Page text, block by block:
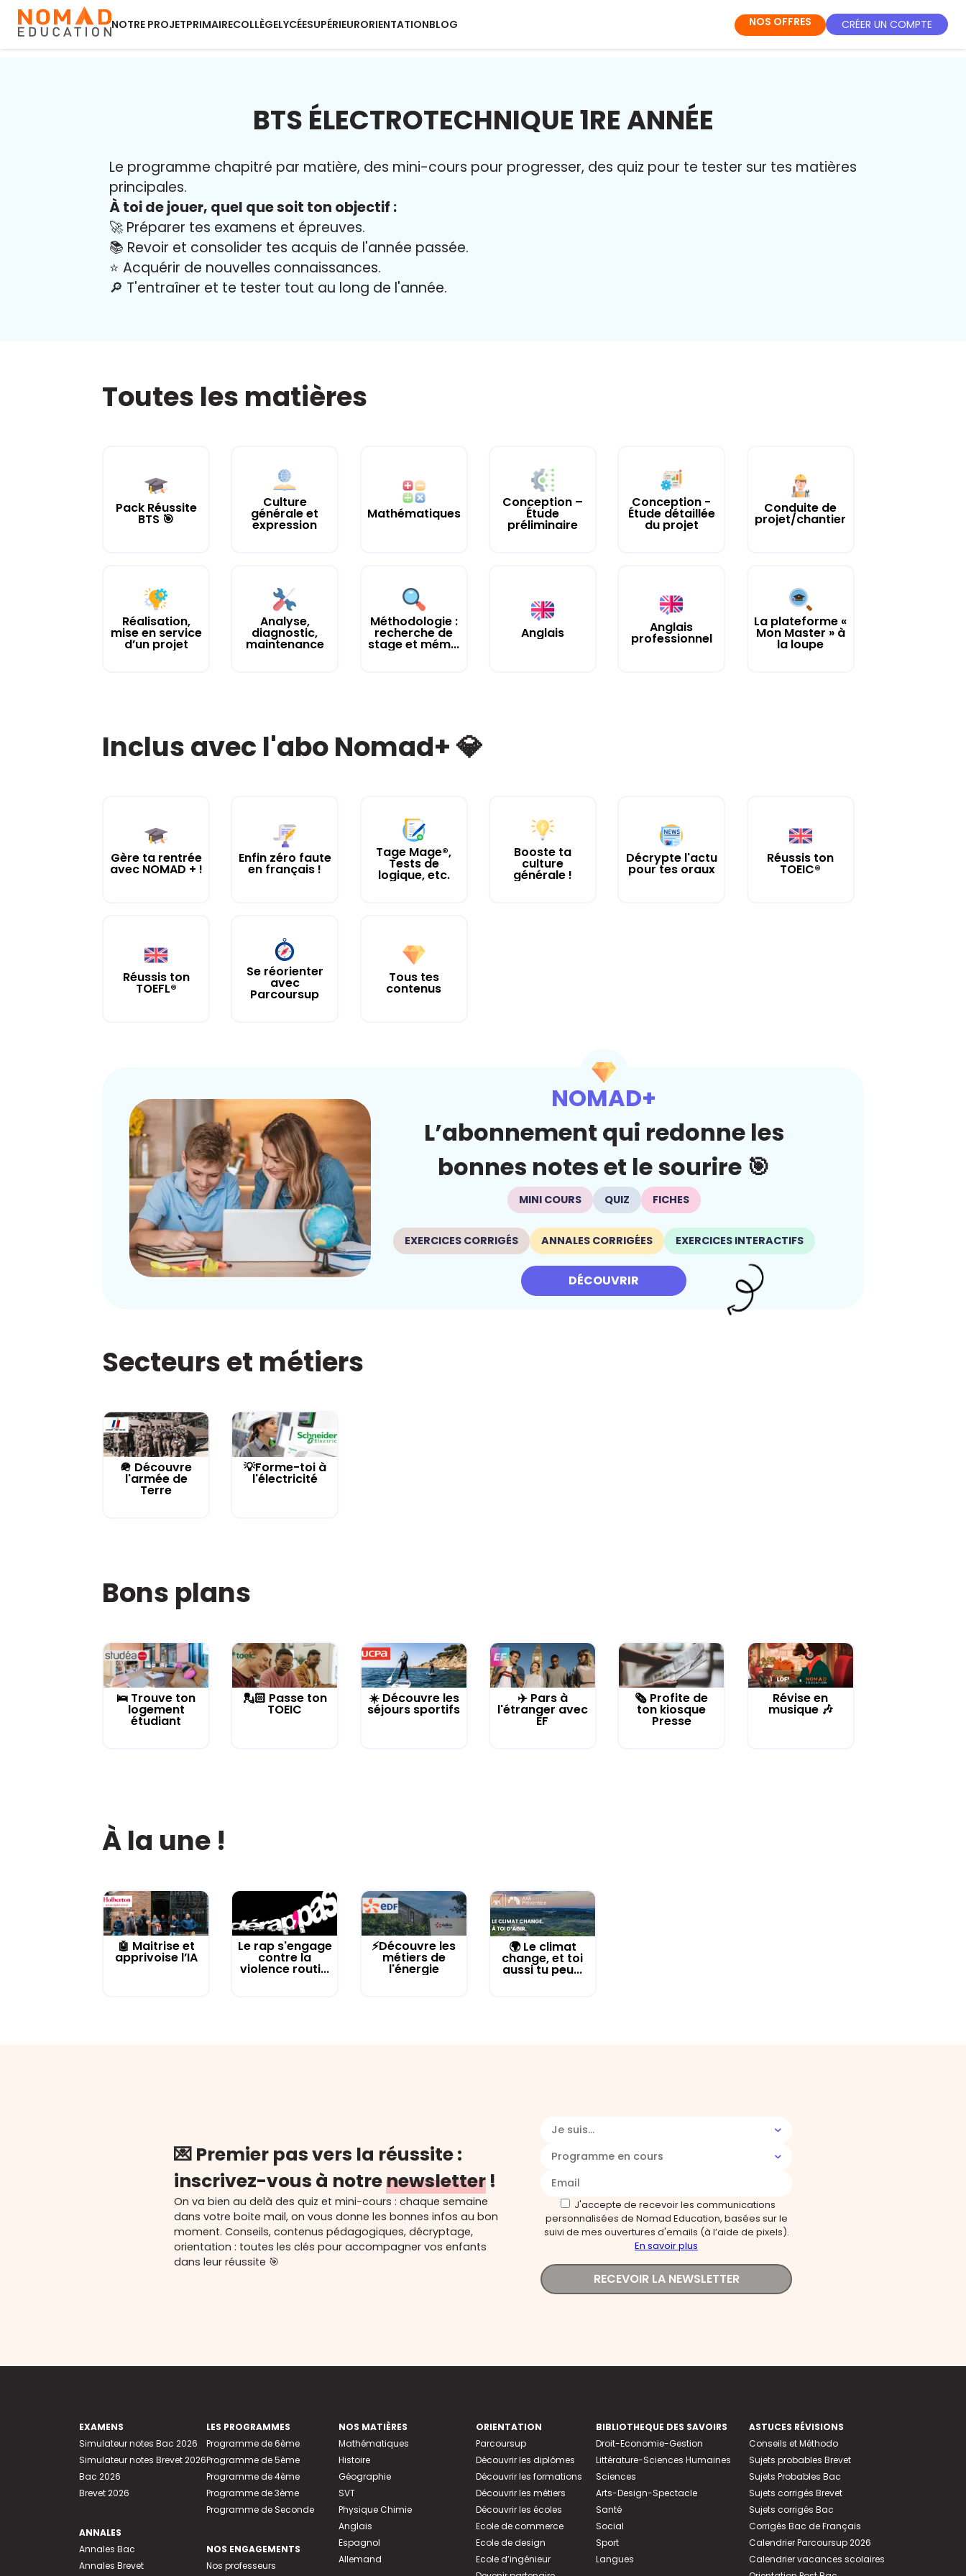
NOTRE PROJETPRIMAIRECOLLÈGELYCÉESUPÉRIEURORIENTATIONBLOG NOS OFFRES CRÉER UN COMPTE
BTS ÉLECTROTECHNIQUE 1RE ANNÉE
Le programme chapitré par matière, des mini-cours pour progresser, des quiz pour te tester sur tes matières
principales.
À toi de jouer, quel que soit ton objectif :
🚀 Préparer tes examens et épreuves.
📚 Revoir et consolider tes acquis de l'année passée.
⭐️ Acquérir de nouvelles connaissances.
🔎 T'entraîner et te tester tout au long de l'année.
Toutes les matières
Pack Réussite
BTS 🎯
Culture
générale et
expression
Mathématiques
Conception –
Étude
préliminaire
Conception -
Étude détaillée
du projet
Conduite de
projet/chantier
Réalisation,
mise en service
d’un projet
Analyse,
diagnostic,
maintenance
Méthodologie :
recherche de
stage et mém...
Anglais Anglais
professionnel
La plateforme «
Mon Master » à
la loupe
Inclus avec l'abo Nomad+ 💎
Gère ta rentrée
avec NOMAD + !
Enfin zéro faute
en français !
Tage Mage®,
Tests de
logique, etc.
Booste ta
culture
générale !
Décrypte l'actu
pour tes oraux
Réussis ton
TOEIC®
Réussis ton
TOEFL®
Se réorienter
avec
Parcoursup
Tous tes
contenus
NOMAD+
L’abonnement qui redonne les
bonnes notes et le sourire 🎯
MINI COURS QUIZ FICHES
EXERCICES CORRIGÉS ANNALES CORRIGÉES EXERCICES INTERACTIFS
DÉCOUVRIR
Secteurs et métiers
🪖 Découvre
l'armée de
Terre
💡Forme-toi à
l'électricité
Bons plans
🛌 Trouve ton
logement
étudiant
💂🏻 Passe ton
TOEIC
☀️ Découvre les
séjours sportifs
✈️ Pars à
l'étranger avec
EF
🗞️ Profite de
ton kiosque
Presse
Révise en
musique 🎶
À la une !
🤖 Maitrise et
apprivoise l’IA
Le rap s'engage
contre la
violence routi...
⚡Découvre les
métiers de
l'énergie
🌍 Le climat
change, et toi
aussi tu peu...
💌 Premier pas vers la réussite :
inscrivez-vous à notrenewsletter !
On va bien au delà des quiz et mini-cours : chaque semaine
dans votre boite mail, on vous donne les bonnes infos au bon
moment. Conseils, contenus pédagogiques, décryptage,
orientation : toutes les clés pour accompagner vos enfants
dans leur réussite 🎯
Je suis...
Programme en cours
J'accepte de recevoir les communications
personnalisées de Nomad Education, basées sur le
suivi de mes ouvertures d'emails (à l’aide de pixels).
En savoir plus
RECEVOIR LA NEWSLETTER
EXAMENS
Simulateur notes Bac 2026
Simulateur notes Brevet 2026
Bac 2026
Brevet 2026
ANNALES
Annales Bac
Annales Brevet
LES PROGRAMMES
Programme de 6ème
Programme de 5ème
Programme de 4ème
Programme de 3ème
Programme de Seconde
NOS ENGAGEMENTS
Nos professeurs
NOS MATIÈRES
Mathématiques
Histoire
Géographie
SVT
Physique Chimie
Anglais
Espagnol
Allemand
ORIENTATION
Parcoursup
Découvrir les diplômes
Découvrir les formations
Découvrir les métiers
Découvrir les écoles
Ecole de commerce
Ecole de design
Ecole d’ingénieur
BIBLIOTHEQUE DES SAVOIRS
Droit-Economie-Gestion
Littérature-Sciences Humaines
Sciences
Arts-Design-Spectacle
Santé
Social
Sport
Langues
ASTUCES RÉVISIONS
Conseils et Méthodo
Sujets probables Brevet
Sujets Probables Bac
Sujets corrigés Brevet
Sujets corrigés Bac
Corrigés Bac de Français
Calendrier Parcoursup 2026
Calendrier vacances scolaires